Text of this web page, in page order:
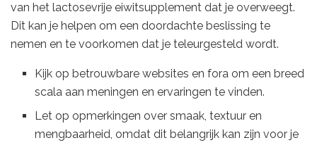
van het lactosevrije eiwitsupplement dat je overweegt.
Dit kan je helpen om een doordachte beslissing te
nemen en te voorkomen dat je teleurgesteld wordt.
Kijk op betrouwbare websites en fora om een breed
scala aan meningen en ervaringen te vinden.
Let op opmerkingen over smaak, textuur en
mengbaarheid, omdat dit belangrijk kan zijn voor je